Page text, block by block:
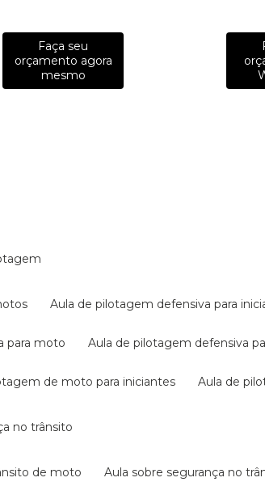
Faça seu
orçamento agora
mesmo
aula de pilotagem defensiva para
para moto aula de pilotagem defensiva
de moto para iniciantes aula de
no trânsito
de moto aula sobre segurança no